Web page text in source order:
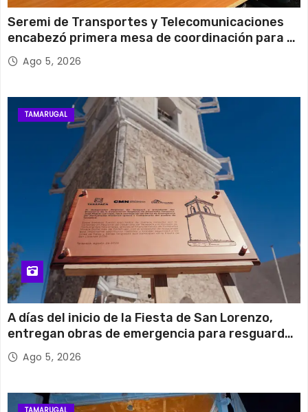
Seremi de Transportes y Telecomunicaciones
encabezó primera mesa de coordinación para el
retiro de cables en desuso en Iquique
Ago 5, 2026
TAMARUGAL
A días del inicio de la Fiesta de San Lorenzo,
entregan obras de emergencia para resguardar
su histórico campanario
Ago 5, 2026